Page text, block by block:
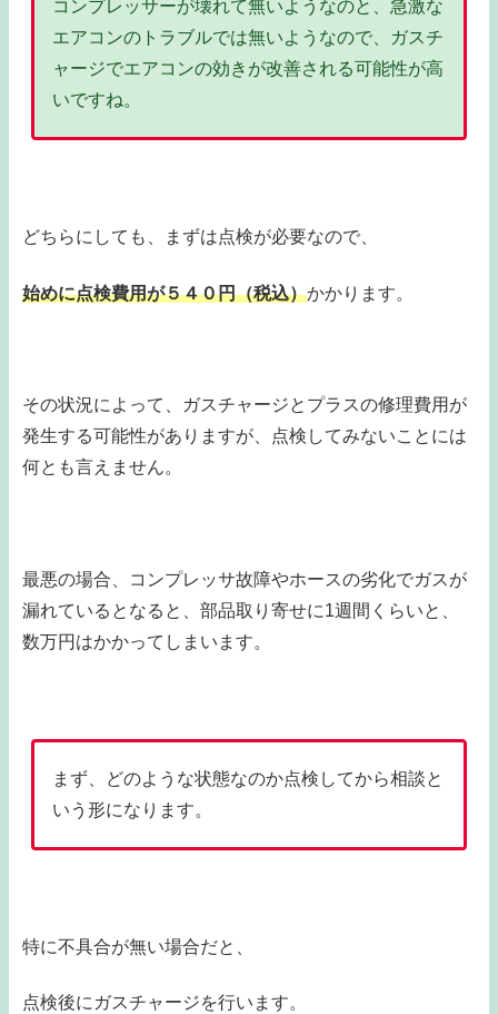
コンプレッサーが壊れて無いようなのと、急激な
エアコンのトラブルでは無いようなので、ガスチ
ャージでエアコンの効きが改善される可能性が高
いですね。
どちらにしても、まずは点検が必要なので、
始めに点検費用が５４０円（税込）かかります。
その状況によって、ガスチャージとプラスの修理費用が
発生する可能性がありますが、点検してみないことには
何とも言えません。
最悪の場合、コンプレッサ故障やホースの劣化でガスが
漏れているとなると、部品取り寄せに1週間くらいと、
数万円はかかってしまいます。
まず、どのような状態なのか点検してから相談と
いう形になります。
特に不具合が無い場合だと、
点検後にガスチャージを行います。